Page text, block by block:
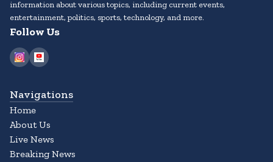
information about various topics, including current events,
entertainment, politics, sports, technology, and more.
Follow Us
Navigations
Home
About Us
Live News
Breaking News